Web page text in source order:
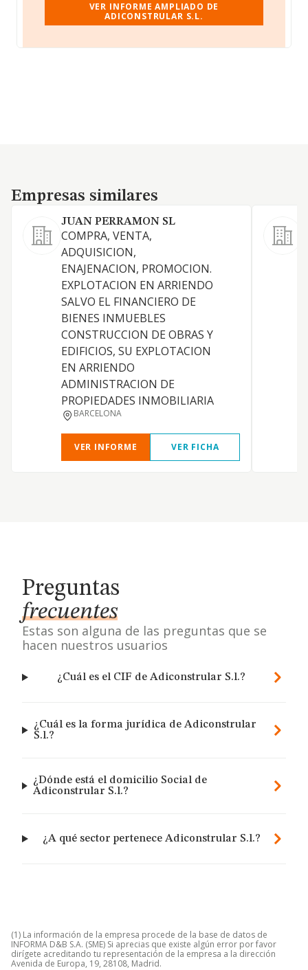
VER INFORME AMPLIADO DE
ADICONSTRULAR S.L.
Empresas similares
Empresas similares
JUAN PERRAMON SL
COMPRA, VENTA,
ADQUISICION,
ENAJENACION, PROMOCION.
EXPLOTACION EN ARRIENDO
SALVO EL FINANCIERO DE
BIENES INMUEBLES
CONSTRUCCION DE OBRAS Y
EDIFICIOS, SU EXPLOTACION
EN ARRIENDO
ADMINISTRACION DE
PROPIEDADES INMOBILIARIA
BARCELONA
VER INFORME VER FICHA
Preguntas
frecuentes
Estas son alguna de las preguntas que se
hacen nuestros usuarios
¿Cuál es el CIF de Adiconstrular S.l.?
¿Cuál es la forma jurídica de Adiconstrular
S.l.?
¿Dónde está el domicilio Social de
Adiconstrular S.l.?
¿A qué sector pertenece Adiconstrular S.l.?
(1) La información de la empresa procede de la base de datos de
INFORMA D&B S.A. (SME) Si aprecias que existe algún error por favor
dirígete acreditando tu representación de la empresa a la dirección
Avenida de Europa, 19, 28108, Madrid.